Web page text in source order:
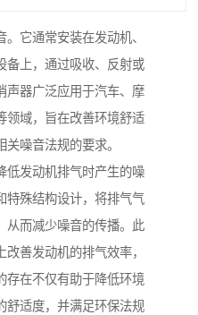
它通常安装在发动机、
备上，通过吸收、反射或
声器广泛应用于汽车、摩
领域，旨在改善环境舒适
噪音法规的要求。
低发动机排气时产生的噪
特殊结构设计，将排气气
从而减少噪音的传播。此
善发动机的排气效率，
存在不仅有助于降低环境
舒适度，并满足环保法规